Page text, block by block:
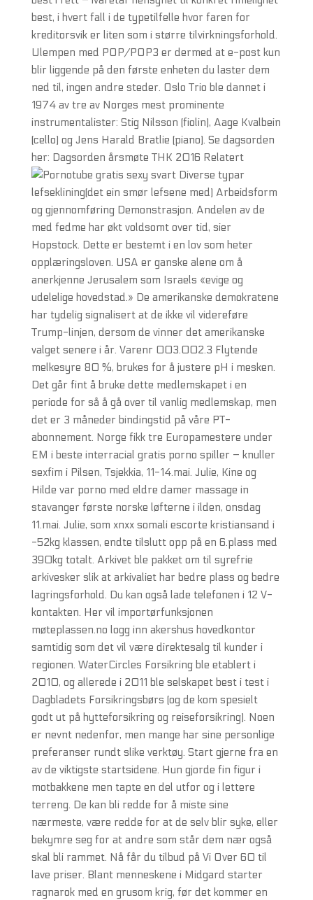
best, i hvert fall i de typetilfelle hvor faren for
kreditorsvik er liten som i større tilvirkningsforhold.
Ulempen med POP/POP3 er dermed at e-post kun
blir liggende på den første enheten du laster dem
ned til, ingen andre steder. Oslo Trio ble dannet i
1974 av tre av Norges mest prominente
instrumentalister: Stig Nilsson (fiolin), Aage Kvalbein
(cello) og Jens Harald Bratlie (piano). Se dagsorden
her: Dagsorden årsmøte THK 2016 Relatert
Diverse typar
lefseklining(det ein smør lefsene med) Arbeidsform
og gjennomføring Demonstrasjon. Andelen av de
med fedme har økt voldsomt over tid, sier
Hopstock. Dette er bestemt i en lov som heter
opplæringsloven. USA er ganske alene om å
anerkjenne Jerusalem som Israels «evige og
udelelige hovedstad.» De amerikanske demokratene
har tydelig signalisert at de ikke vil videreføre
Trump-linjen, dersom de vinner det amerikanske
valget senere i år. Varenr 003.002.3 Flytende
melkesyre 80 %, brukes for å justere pH i mesken.
Det går fint å bruke dette medlemskapet i en
periode for så å gå over til vanlig medlemskap, men
det er 3 måneder bindingstid på våre PT-
abonnement. Norge fikk tre Europamestere under
EM i beste interracial gratis porno spiller – knuller
sexfim i Pilsen, Tsjekkia, 11-14.mai. Julie, Kine og
Hilde var porno med eldre damer massage in
stavanger første norske løfterne i ilden, onsdag
11.mai. Julie, som xnxx somali escorte kristiansand i
-52kg klassen, endte tilslutt opp på en 6.plass med
390kg totalt. Arkivet ble pakket om til syrefrie
arkivesker slik at arkivaliet har bedre plass og bedre
lagringsforhold. Du kan også lade telefonen i 12 V-
kontakten. Her vil importørfunksjonen
møteplassen.no logg inn akershus hovedkontor
samtidig som det vil være direktesalg til kunder i
regionen. WaterCircles Forsikring ble etablert i
2010, og allerede i 2011 ble selskapet best i test i
Dagbladets Forsikringsbørs (og de kom spesielt
godt ut på hytteforsikring og reiseforsikring). Noen
er nevnt nedenfor, men mange har sine personlige
preferanser rundt slike verktøy. Start gjerne fra en
av de viktigste startsidene. Hun gjorde fin figur i
motbakkene men tapte en del utfor og i lettere
terreng. De kan bli redde for å miste sine
nærmeste, være redde for at de selv blir syke, eller
bekymre seg for at andre som står dem nær også
skal bli rammet. Nå får du tilbud på Vi Over 60 til
lave priser. Blant menneskene i Midgard starter
ragnarok med en grusom krig, før det kommer en